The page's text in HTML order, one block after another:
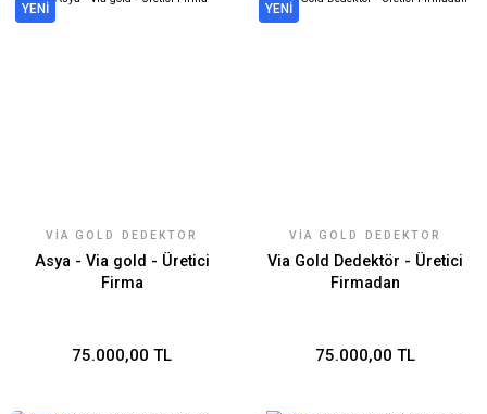
YENİ
VIA GOLD DEDEKTÖR
Asya - Via gold - Üretici
Firma
75.000,00 TL
YENİ
VIA GOLD DEDEKTÖR
Via Gold Dedektör - Üretici
Firmadan
75.000,00 TL